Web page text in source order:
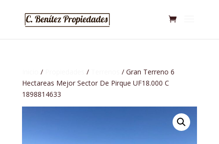
/ /
/ Gran Terreno 6
Hectareas Mejor Sector De Pirque UF18.000 C
1898814633